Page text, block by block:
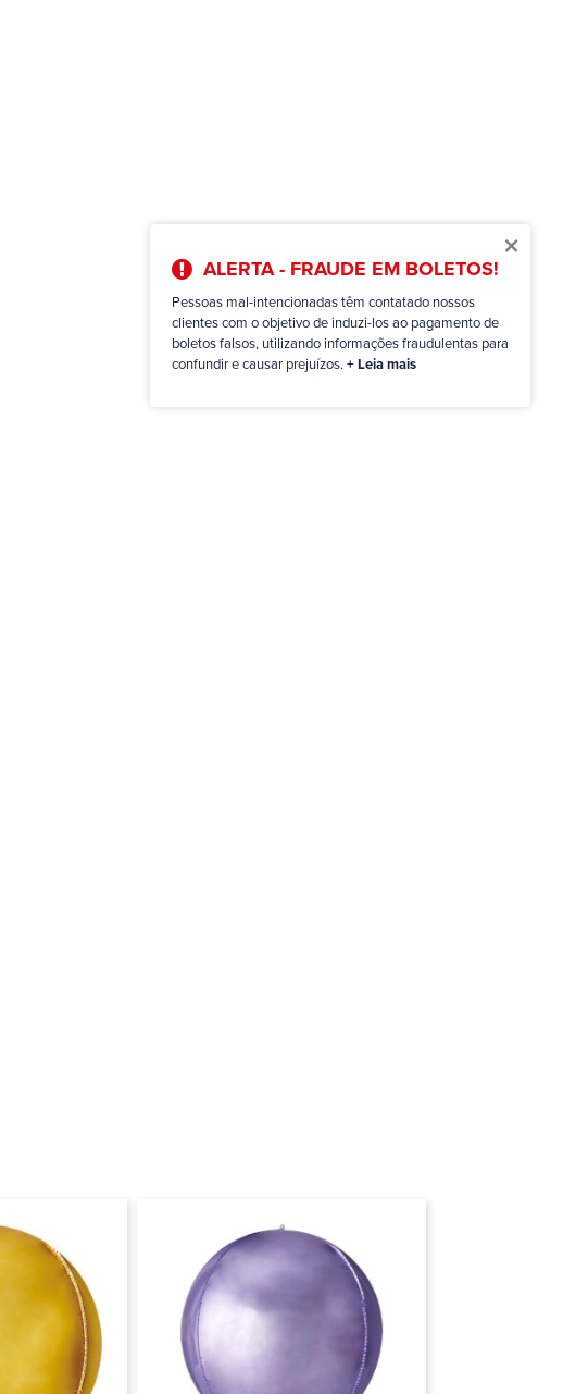
×
ALERTA - FRAUDE EM BOLETOS!
Pessoas mal-intencionadas têm contatado nossos
clientes com o objetivo de induzi-los ao pagamento de
boletos falsos, utilizando informações fraudulentas para
confundir e causar prejuízos. + Leia mais